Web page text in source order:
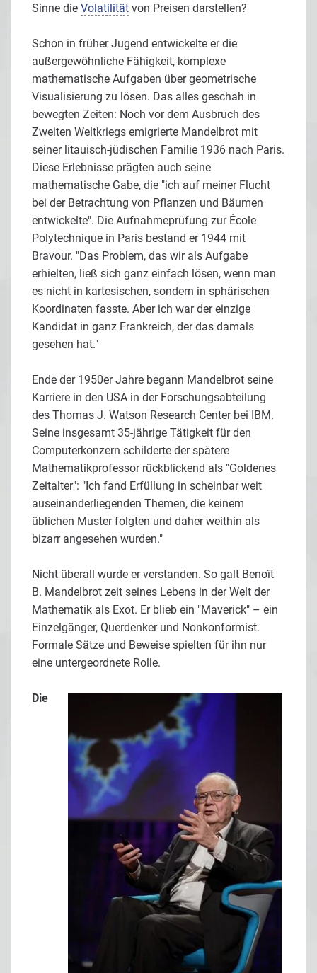
Sinne die Volatilität von Preisen darstellen?
Schon in früher Jugend entwickelte er die
außergewöhnliche Fähigkeit, komplexe
mathematische Aufgaben über geometrische
Visualisierung zu lösen. Das alles geschah in
bewegten Zeiten: Noch vor dem Ausbruch des
Zweiten Weltkriegs emigrierte Mandelbrot mit
seiner litauisch-jüdischen Familie 1936 nach Paris.
Diese Erlebnisse prägten auch seine
mathematische Gabe, die "ich auf meiner Flucht
bei der Betrachtung von Pflanzen und Bäumen
entwickelte". Die Aufnahmeprüfung zur École
Polytechnique in Paris bestand er 1944 mit
Bravour. "Das Problem, das wir als Aufgabe
erhielten, ließ sich ganz einfach lösen, wenn man
es nicht in kartesischen, sondern in sphärischen
Koordinaten fasste. Aber ich war der einzige
Kandidat in ganz Frankreich, der das damals
gesehen hat."
Ende der 1950er Jahre begann Mandelbrot seine
Karriere in den USA in der Forschungsabteilung
des Thomas J. Watson Research Center bei IBM.
Seine insgesamt 35-jährige Tätigkeit für den
Computerkonzern schilderte der spätere
Mathematikprofessor rückblickend als "Goldenes
Zeitalter": "Ich fand Erfüllung in scheinbar weit
auseinanderliegenden Themen, die keinem
üblichen Muster folgten und daher weithin als
bizarr angesehen wurden."
Nicht überall wurde er verstanden. So galt Benoît
B. Mandelbrot zeit seines Lebens in der Welt der
Mathematik als Exot. Er blieb ein "Maverick" – ein
Einzelgänger, Querdenker und Nonkonformist.
Formale Sätze und Beweise spielten für ihn nur
eine untergeordnete Rolle.
Die